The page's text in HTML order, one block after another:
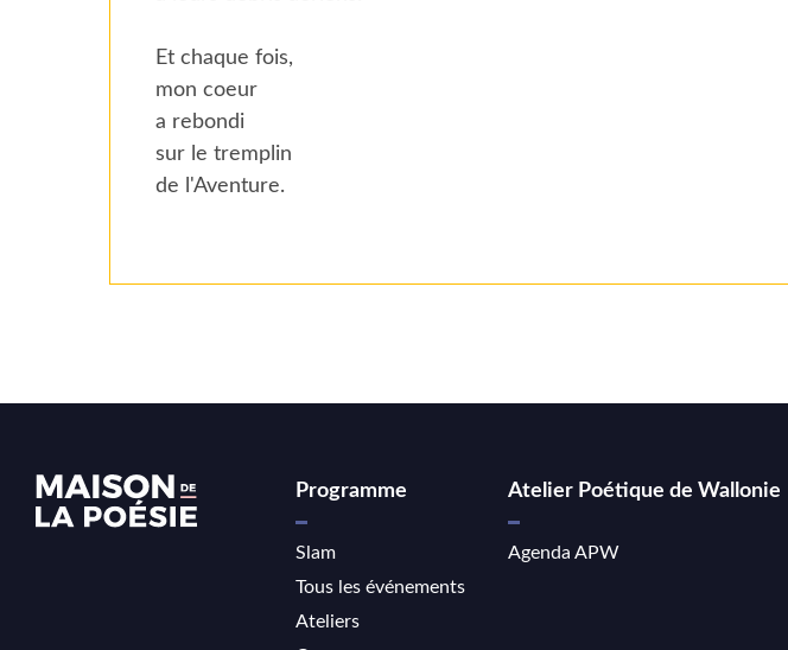
Et chaque fois,
mon coeur
a rebondi
sur le tremplin
de l'Aventure.
Programme
Slam
Tous les événements
Ateliers
Atelier Poétique de Wallonie
Agenda APW